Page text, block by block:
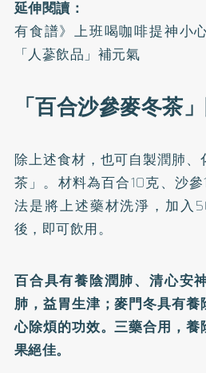
延伸閱讀：
有食譜》上班喝咖啡提神小
「人蔘飲品」補元氣
「百合沙參麥冬茶
除上述食材，也可自製潤肺
茶」。材料為百合10克、沙
法是將上述藥材洗淨，加入
後，即可飲用。
百合具有養陰潤肺、清心安
肺，益胃生津；麥門冬具有
心除煩的功效。三藥合用，
果絕佳。